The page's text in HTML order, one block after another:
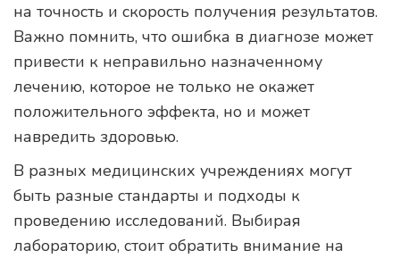
на точность и скорость получения результатов.
Важно помнить, что ошибка в диагнозе может
привести к неправильно назначенному
лечению, которое не только не окажет
положительного эффекта, но и может
навредить здоровью.
В разных медицинских учреждениях могут
быть разные стандарты и подходы к
проведению исследований. Выбирая
лабораторию, стоит обратить внимание на